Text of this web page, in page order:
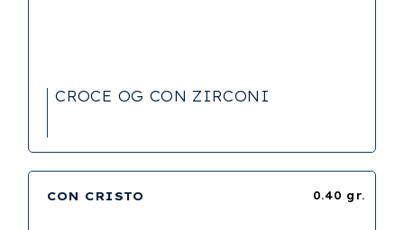
CROCE OG CON ZIRCONI
0.40 gr.
CON CRISTO